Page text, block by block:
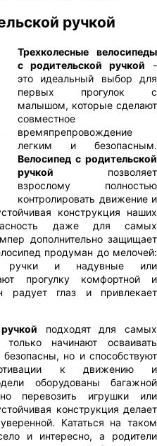
ручкой
Трехколесные велосипеды
с родительской ручкой -
это идеальный выбор для
первых прогулок с
малышом, которые сделают
совместное
времяпрепровождение
легким и безопасным.
Велосипед с родительской
ручкой позволяет
взрослому полностью
контролировать движение и
конструкция наших
даже для самых
дополнительно защищает
продуман до мелочей:
ручки и надувные или
прогулку комфортной и
радует глаз и привлекает
подходят для самых
начинают осваивать
но и способствуют
к движению и
оборудованы багажной
перевозить игрушки или
конструкция делает
Кататься на таком
и интересно, а родители